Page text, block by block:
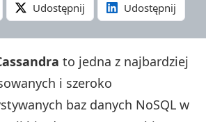
Udostępnij Udostępnij
to jedna z najbardziej
i szeroko
baz danych NoSQL w